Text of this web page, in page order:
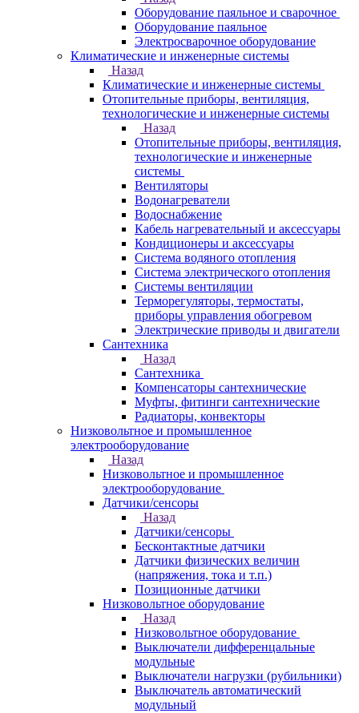
Оборудование паяльное и сварочное
Оборудование паяльное
Электросварочное оборудование
Климатические и инженерные системы
Назад
Климатические и инженерные системы
Отопительные приборы, вентиляция,
технологические и инженерные системы
Назад
Отопительные приборы, вентиляция,
технологические и инженерные
системы
Вентиляторы
Водонагреватели
Водоснабжение
Кабель нагревательный и аксессуары
Кондиционеры и аксессуары
Система водяного отопления
Система электрического отопления
Системы вентиляции
Терморегуляторы, термостаты,
приборы управления обогревом
Электрические приводы и двигатели
Сантехника
Назад
Сантехника
Компенсаторы сантехнические
Муфты, фитинги сантехнические
Радиаторы, конвекторы
Низковольтное и промышленное
электрооборудование
Назад
Низковольтное и промышленное
электрооборудование
Датчики/сенсоры
Назад
Датчики/сенсоры
Бесконтактные датчики
Датчики физических величин
(напряжения, тока и т.п.)
Позиционные датчики
Низковольтное оборудование
Назад
Низковольтное оборудование
Выключатели дифференцальные
модульные
Выключатели нагрузки (рубильники)
Выключатель автоматический
модульный